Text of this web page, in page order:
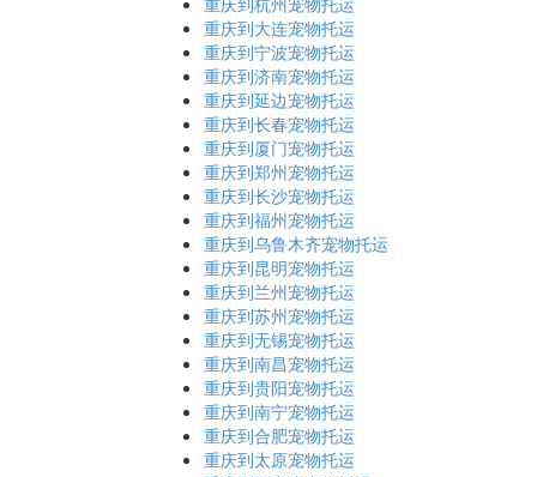
重庆到大连宠物托运
重庆到宁波宠物托运
重庆到济南宠物托运
重庆到延边宠物托运
重庆到长春宠物托运
重庆到厦门宠物托运
重庆到郑州宠物托运
重庆到长沙宠物托运
重庆到福州宠物托运
重庆到乌鲁木齐宠物托运
重庆到昆明宠物托运
重庆到兰州宠物托运
重庆到苏州宠物托运
重庆到无锡宠物托运
重庆到南昌宠物托运
重庆到贵阳宠物托运
重庆到南宁宠物托运
重庆到合肥宠物托运
重庆到太原宠物托运